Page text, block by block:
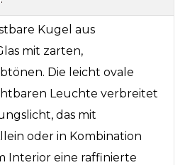
Kugel aus
mit zarten,
Die leicht ovale
Leuchte verbreitet
das mit
oder in Kombination
Interior eine raffinierte